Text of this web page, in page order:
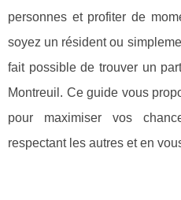
personnes et profiter de
soyez un résident ou
fait possible de trouver un
Montreuil. Ce guide vous
pour maximiser vos
respectant les autres et en